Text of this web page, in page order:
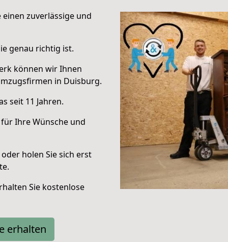
einen zuverlässige und
genau richtig ist.
können wir Ihnen
in Duisburg.
seit 11 Jahren.
Ihre Wünsche und
holen Sie sich erst
Sie kostenlose
erhalten